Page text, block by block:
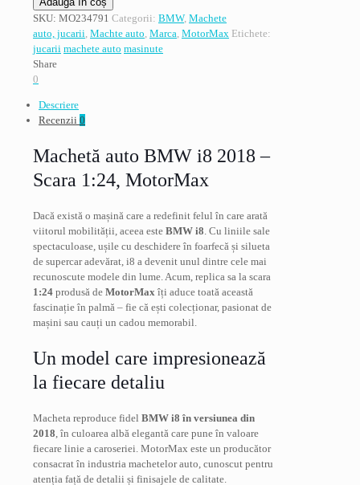
BMW
i8,
model
2018,
alb
scara
1:24
SKU: MO234791 Categorii: BMW, Machete
auto, jucarii, Machte auto, Marca, MotorMax Etichete:
jucarii machete auto masinute
Share
0
Descriere
Recenzii 0
Machetă auto BMW i8 2018 –
Scara 1:24, MotorMax
Dacă există o mașină care a redefinit felul în care arată
viitorul mobilității, aceea este BMW i8. Cu liniile sale
spectaculoase, ușile cu deschidere în foarfecă și silueta
de supercar adevărat, i8 a devenit unul dintre cele mai
recunoscute modele din lume. Acum, replica sa la scara
1:24 produsă de MotorMax îți aduce toată această
fascinație în palmă – fie că ești colecționar, pasionat de
mașini sau cauți un cadou memorabil.
Un model care impresionează
la fiecare detaliu
Macheta reproduce fidel BMW i8 în versiunea din
2018 , în culoarea albă elegantă care pune în valoare
fiecare linie a caroseriei. MotorMax este un producător
consacrat în industria machetelor auto, cunoscut pentru
atenția față de detalii și finisajele de calitate.